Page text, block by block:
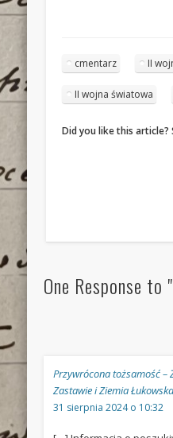
cmentarz II
II wojna światowa
Did you like this
One Response to
Przywrócona tożsamość –
Zastawie i Ziemia Łukowska
31 sierpnia 2024 o 10:32